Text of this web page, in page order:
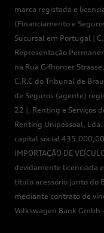
marca registada e
(Financiamento e
Sucursal em Portugal |
Representação
na Rua Gifhorner
C.R.C do Tribunal de
de Seguros (agente)
22 |. Renting e Serviços
Renting Unipessoal, Lda.
capital social 435.000,00
IMPORTAÇÃO DE
devidamente licenciada
título acessório junto do
mediante contrato de
Volkswagen Bank Gmbh